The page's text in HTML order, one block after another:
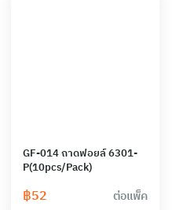
GF-014 ถาดฟอยล์ 6301-
P(10pcs/Pack)
฿52 ต่อแพ็ค